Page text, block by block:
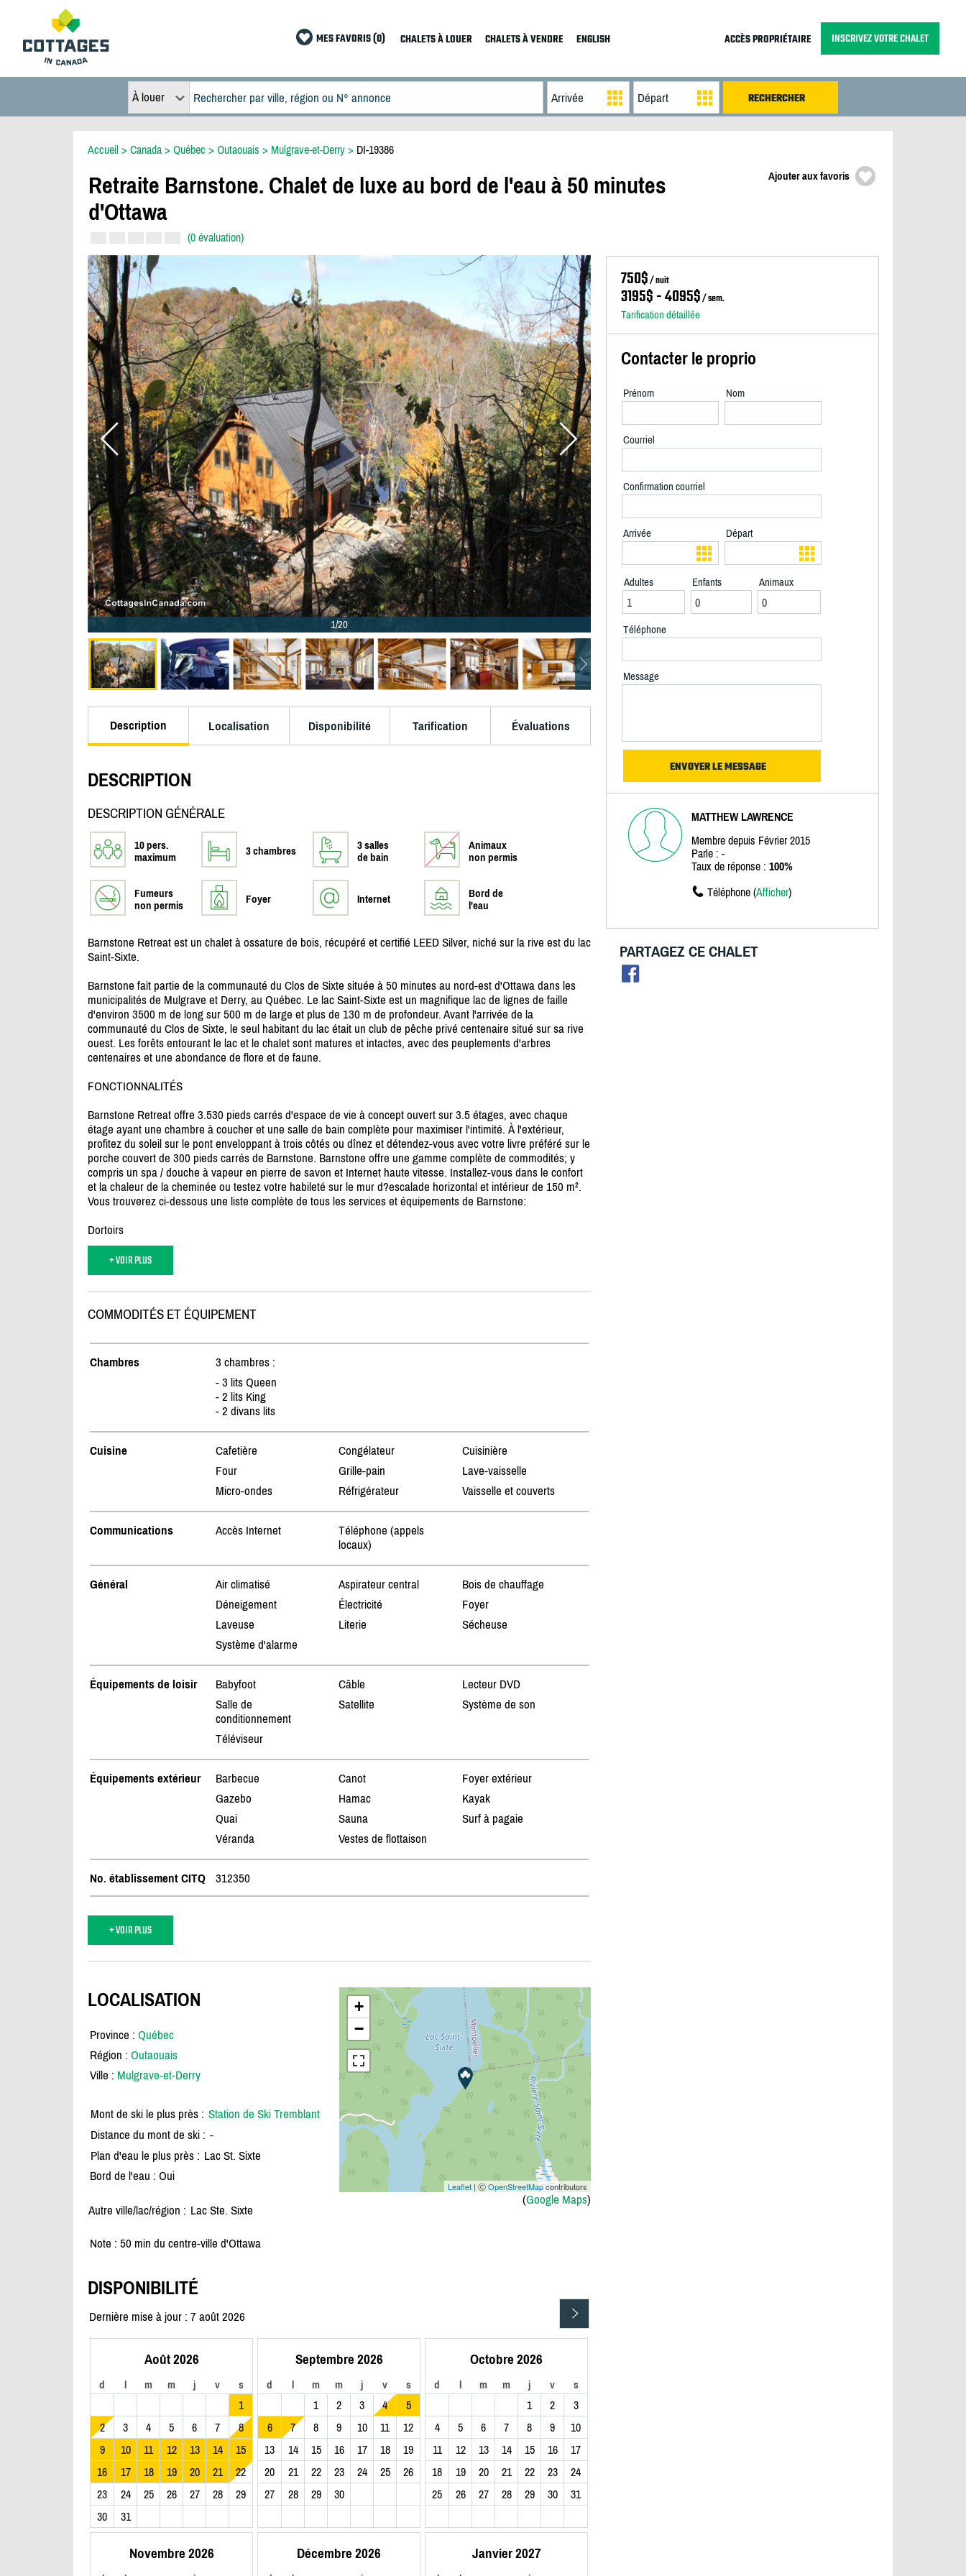
MES FAVORIS (0) CHALETS À LOUER CHALETS À VENDRE ENGLISH ACCÈS PROPRIÉTAIRE INSCRIVEZ VOTRE CHALET
À louer
Accueil > Canada > Québec > Outaouais > Mulgrave-et-Derry > DI-19386
Retraite Barnstone. Chalet de luxe au bord de l'eau à 50 minutes
d'Ottawa
(0 évaluation)
Ajouter aux favoris
1/20
Description Localisation Disponibilité Tarification Évaluations
DESCRIPTION
DESCRIPTION GÉNÉRALE
10 pers.
maximum
3 chambres
3 salles
de bain
Animaux
non permis
Fumeurs
non permis
Foyer Internet
Bord de
l'eau
Barnstone Retreat est un chalet à ossature de bois, récupéré et certifié LEED Silver, niché sur la rive est du lac
Saint-Sixte.
Barnstone fait partie de la communauté du Clos de Sixte située à 50 minutes au nord-est d'Ottawa dans les
municipalités de Mulgrave et Derry, au Québec. Le lac Saint-Sixte est un magnifique lac de lignes de faille
d'environ 3500 m de long sur 500 m de large et plus de 130 m de profondeur. Avant l'arrivée de la
communauté du Clos de Sixte, le seul habitant du lac était un club de pêche privé centenaire situé sur sa rive
ouest. Les forêts entourant le lac et le chalet sont matures et intactes, avec des peuplements d'arbres
centenaires et une abondance de flore et de faune.
FONCTIONNALITÉS
Barnstone Retreat offre 3.530 pieds carrés d'espace de vie à concept ouvert sur 3.5 étages, avec chaque
étage ayant une chambre à coucher et une salle de bain complète pour maximiser l'intimité. À l'extérieur,
profitez du soleil sur le pont enveloppant à trois côtés ou dînez et détendez-vous avec votre livre préféré sur le
porche couvert de 300 pieds carrés de Barnstone. Barnstone offre une gamme complète de commodités; y
compris un spa / douche à vapeur en pierre de savon et Internet haute vitesse. Installez-vous dans le confort
et la chaleur de la cheminée ou testez votre habileté sur le mur d?escalade horizontal et intérieur de 150 m².
Vous trouverez ci-dessous une liste complète de tous les services et équipements de Barnstone:
Dortoirs
+ VOIR PLUS
COMMODITÉS ET ÉQUIPEMENT
Chambres
3 chambres :
- 3 lits Queen
- 2 lits King
- 2 divans lits
Cuisine Cafetière Congélateur
Cuisinière
Four
Grille-pain
Lave-vaisselle
Micro-ondes
Réfrigérateur Vaisselle et couverts
Communications Accès Internet
Téléphone (appels
locaux)
Général Air climatisé Aspirateur central
Bois de chauffage
Déneigement
Électricité
Foyer
Laveuse
Literie
Sécheuse
Système d'alarme
Équipements de loisir Babyfoot Câble
Lecteur DVD
Salle de
conditionnement
Satellite Système de son
Téléviseur
Équipements extérieur Barbecue Canot
Foyer extérieur
Gazebo
Hamac
Kayak
Quai
Sauna
Surf à pagaie
Véranda
Vestes de flottaison
No. établissement CITQ 312350
+ VOIR PLUS
+
−
Leaflet | ⒸOpenStreetMapcontributors
(Google Maps)
LOCALISATION
Province : Québec
Région : Outaouais
Ville : Mulgrave-et-Derry
Mont de ski le plus près : Station de Ski Tremblant
Distance du mont de ski : -
Plan d'eau le plus près : Lac St. Sixte
Bord de l'eau : Oui
Autre ville/lac/région : Lac Ste. Sixte
Note : 50 min du centre-ville d'Ottawa
DISPONIBILITÉ
Dernière mise à jour : 7 août 2026
Août 2026
d l m m j v s
1
2
3 4 5 6 7
8
9
10 11 12 13 14
15
16
17 18 19 20 21
22
23
24 25 26 27 28
29
30
31
Septembre 2026
d l m m j v s
1 2 3 4
5
6
7 8 9 10 11
12
13
14 15 16 17 18
19
20
21 22 23 24 25
26
27
28 29 30
Octobre 2026
d l m m j v s
1 2
3
4
5 6 7 8 9
10
11
12 13 14 15 16
17
18
19 20 21 22 23
24
25
26 27 28 29 30 31
Novembre 2026 Décembre 2026 Janvier 2027
750$/ nuit
3195$ - 4095$/ sem.
Tarification détaillée
Contacter le proprio
Prénom Nom
Courriel
Confirmation courriel
Arrivée Départ
Adultes Enfants Animaux
Téléphone
Message
MATTHEW LAWRENCE
Membre depuis Février 2015
Parle : -
Taux de réponse : 100%
Téléphone (Afficher)
PARTAGEZ CE CHALET